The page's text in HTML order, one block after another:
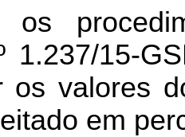
1.237/15-
os valores
em